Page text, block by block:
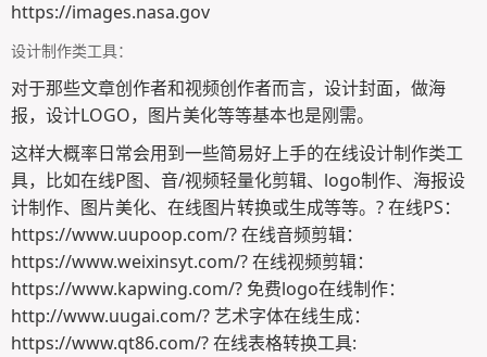
https://images.nasa.gov
设计制作类工具：
对于那些文章创作者和视频创作者而言，设计封面，做海
报，设计LOGO，图片美化等等基本也是刚需。
这样大概率日常会用到一些简易好上手的在线设计制作类工
具，比如在线P图、音/视频轻量化剪辑、logo制作、海报设
计制作、图片美化、在线图片转换或生成等等。? 在线PS：
https://www.uupoop.com/? 在线音频剪辑：
https://www.weixinsyt.com/? 在线视频剪辑：
https://www.kapwing.com/? 免费logo在线制作：
http://www.uugai.com/? 艺术字体在线生成：
https://www.qt86.com/? 在线表格转换工具: